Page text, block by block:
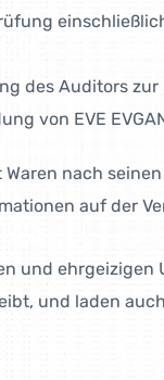
des Auditors
von EVE
nach
auf der
und ehrgeizigen
und laden